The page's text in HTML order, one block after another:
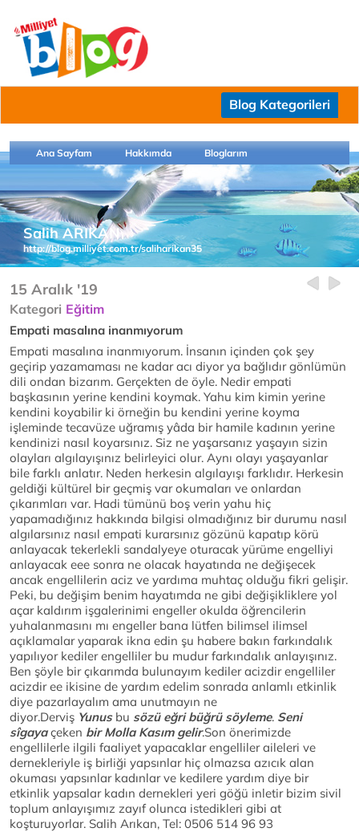
Blog Kategorileri
Ana Sayfam Hakkımda Bloglarım
Salih ARIKAN
http://blog.milliyet.com.tr/saliharikan35
15 Aralık '19
Kategori Eğitim
Empati masalına inanmıyorum
Empati masalına inanmıyorum. İnsanın içinden çok şey
geçirip yazamaması ne kadar acı diyor ya bağlıdır gönlümün
dili ondan bizarım. Gerçekten de öyle. Nedir empati
başkasının yerine kendini koymak. Yahu kim kimin yerine
kendini koyabilir ki örneğin bu kendini yerine koyma
işleminde tecavüze uğramış yâda bir hamile kadının yerine
kendinizi nasıl koyarsınız. Siz ne yaşarsanız yaşayın sizin
olayları algılayışınız belirleyici olur. Aynı olayı yaşayanlar
bile farklı anlatır. Neden herkesin algılayışı farklıdır. Herkesin
geldiği kültürel bir geçmiş var okumaları ve onlardan
çıkarımları var. Hadi tümünü boş verin yahu hiç
yapamadığınız hakkında bilgisi olmadığınız bir durumu nasıl
algılarsınız nasıl empati kurarsınız gözünü kapatıp körü
anlayacak tekerlekli sandalyeye oturacak yürüme engelliyi
anlayacak eee sonra ne olacak hayatında ne değişecek
ancak engellilerin aciz ve yardıma muhtaç olduğu fikri gelişir.
Peki, bu değişim benim hayatımda ne gibi değişikliklere yol
açar kaldırım işgalerinimi engeller okulda öğrencilerin
yuhalanmasını mı engeller bana lütfen bilimsel ilimsel
açıklamalar yaparak ikna edin şu habere bakın farkındalık
yapılıyor kediler engelliler bu mudur farkındalık anlayışınız.
Ben şöyle bir çıkarımda bulunayım kediler acizdir engelliler
acizdir ee ikisine de yardım edelim sonrada anlamlı etkinlik
diye pazarlayalım ama unutmayın ne
diyor.Derviş Yunusbu sözü eğri büğrü söyleme. Seni
sîgayaçeken bir Molla Kasım gelir.Son önerimizde
engellilerle ilgili faaliyet yapacaklar engelliler aileleri ve
dernekleriyle iş birliği yapsınlar hiç olmazsa azıcık alan
okuması yapsınlar kadınlar ve kedilere yardım diye bir
etkinlik yapsalar kadın dernekleri yeri göğü inletir bizim sivil
toplum anlayışımız zayıf olunca istedikleri gibi at
koşturuyorlar. Salih Arıkan, Tel: 0506 514 96 93